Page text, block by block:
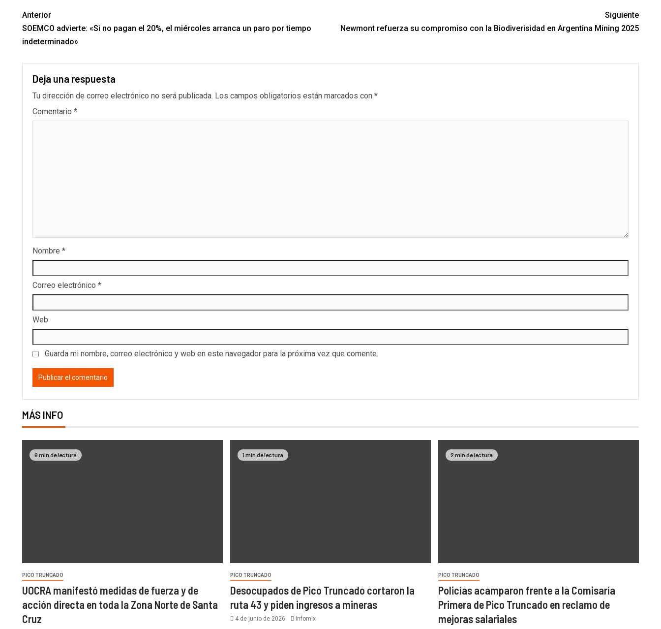
Anterior
SOEMCO advierte: «Si no pagan el 20%, el miércoles arranca un paro por tiempo
indeterminado»
Siguiente
Newmont refuerza su compromiso con la Biodiverisidad en Argentina Mining 2025
Deja una respuesta
Tu dirección de correo electrónico no será publicada. Los campos obligatorios están marcados con *
Comentario *
Nombre *
Correo electrónico *
Web
Guarda mi nombre, correo electrónico y web en este navegador para la próxima vez que comente.
MÁS INFO
6 min de lectura
PICO TRUNCADO
UOCRA manifestó medidas de fuerza y de
acción directa en toda la Zona Norte de Santa
Cruz
1 min de lectura
PICO TRUNCADO
Desocupados de Pico Truncado cortaron la
ruta 43 y piden ingresos a mineras
4 de junio de 2026 Infomix
2 min de lectura
PICO TRUNCADO
Policías acamparon frente a la Comisaría
Primera de Pico Truncado en reclamo de
mejoras salariales